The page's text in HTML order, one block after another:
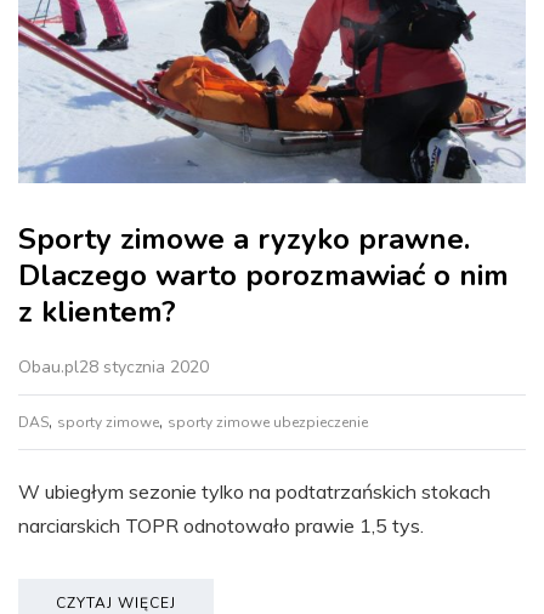
Sporty zimowe a ryzyko prawne.
Dlaczego warto porozmawiać o nim
z klientem?
Obau.pl28 stycznia 2020
DAS, sporty zimowe, sporty zimowe ubezpieczenie
W ubiegłym sezonie tylko na podtatrzańskich stokach
narciarskich TOPR odnotowało prawie 1,5 tys.
CZYTAJ WIĘCEJ